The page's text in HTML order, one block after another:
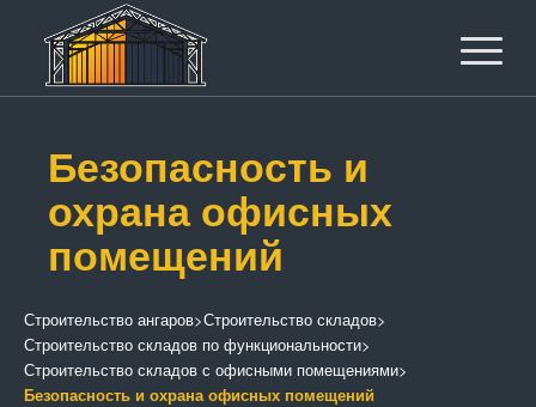
Безопасность и
охрана офисных
помещений
Строительство ангаров>Строительство складов>
Строительство складов по функциональности>
Строительство складов с офисными помещениями>
Безопасность и охрана офисных помещений